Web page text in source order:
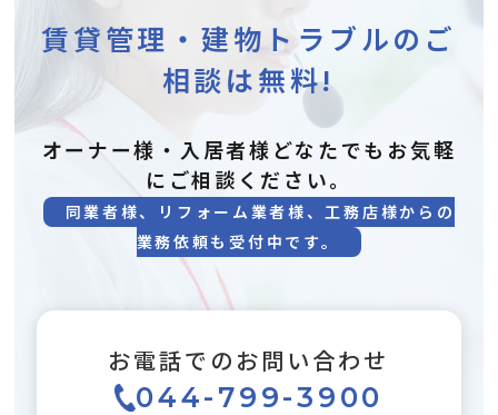
賃貸管理・建物トラブルのご
相談は無料!
オーナー様・入居者様どなたでもお気軽
にご相談ください。
同業者様、リフォーム業者様、工務店様からの
業務依頼も受付中です。
お電話でのお問い合わせ
044-799-3900